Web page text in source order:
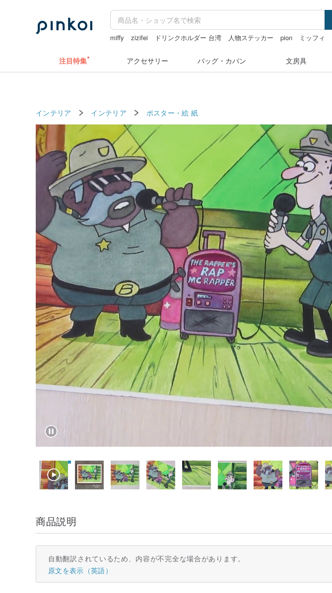
miffy zizifei ドリンクホルダー 台湾 人物ステッカー pion ミッフィ
注目特集 アクセサリー バッグ・カバン 文房具
インテリア インテリア ポスター・絵 紙
商品説明
自動翻訳されているため、内容が不完全な場合があります。
原文を表示（英語）